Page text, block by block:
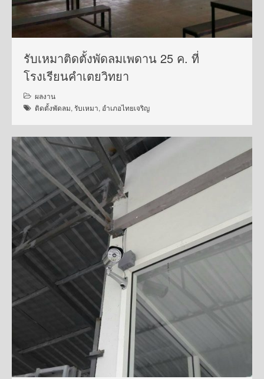
รับเหมาติดตั้งพัดลมเพดาน 25 ค. ที่
โรงเรียนคำเตยวิทยา
ผลงาน
ติดตั้งพัดลม, รับเหมา, อำเภอไทยเจริญ